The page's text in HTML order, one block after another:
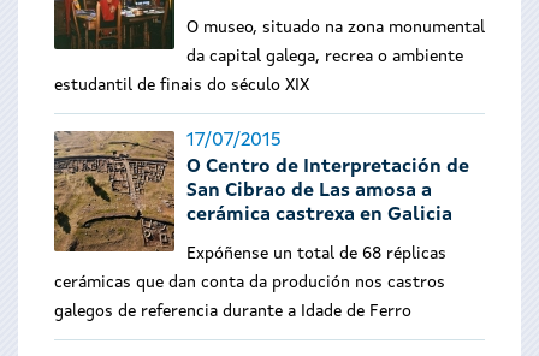
O museo, situado na zona monumental
da capital galega, recrea o ambiente
estudantil de finais do século XIX
17/07/2015
O Centro de Interpretación de
San Cibrao de Las amosa a
cerámica castrexa en Galicia
Expóñense un total de 68 réplicas
cerámicas que dan conta da produción nos castros
galegos de referencia durante a Idade de Ferro